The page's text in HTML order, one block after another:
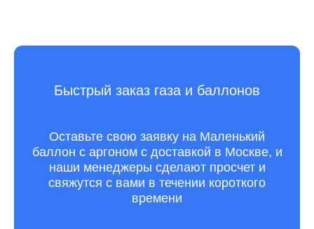
Быстрый заказ газа и баллонов
Оставьте свою заявку на Маленький
баллон с аргоном с доставкой в Москве, и
наши менеджеры сделают просчет и
свяжутся с вами в течении короткого
времени